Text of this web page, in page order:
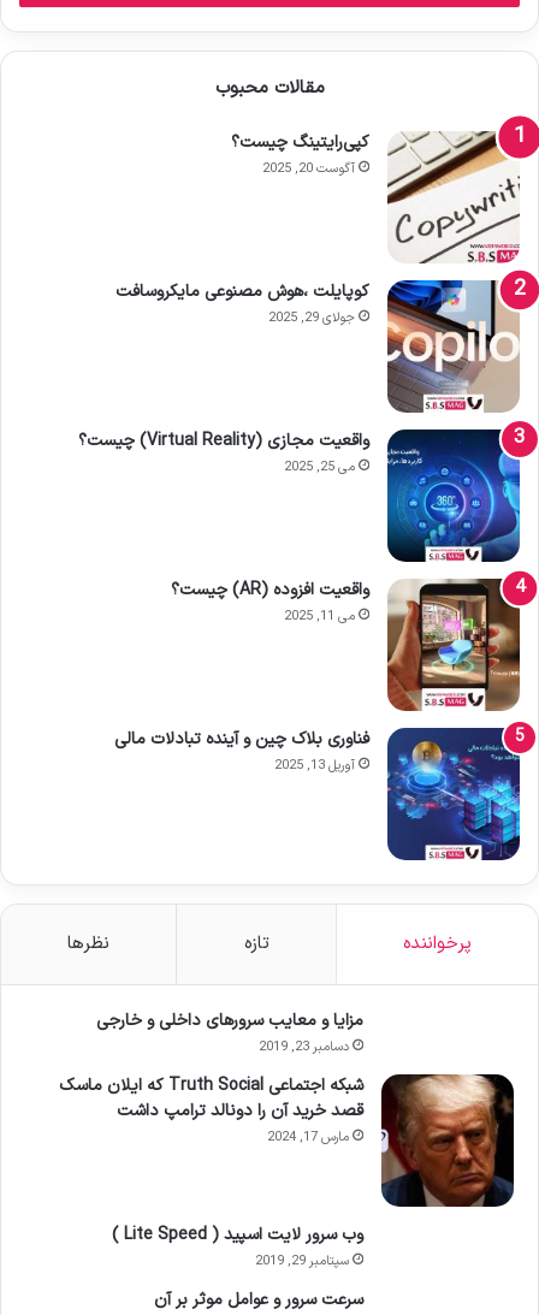
مقالات محبوب
کپی‌رایتینگ چیست؟
آگوست 20, 2025
کوپایلت ،هوش مصنوعی مایکروسافت
جولای 29, 2025
واقعیت مجازی (Virtual Reality) چیست؟
می 25, 2025
واقعیت افزوده (AR) چیست؟
می 11, 2025
فناوری بلاک چین و آینده تبادلات مالی
آوریل 13, 2025
پرخواننده تازه نظرها
مزایا و معایب سرورهای داخلی و خارجی
دسامبر 23, 2019
شبکه اجتماعی Truth Social که ایلان ماسک
قصد خرید آن را دونالد ترامپ داشت
مارس 17, 2024
وب سرور لایت اسپید ( Lite Speed )
سپتامبر 29, 2019
سرعت سرور و عوامل موثر بر آن